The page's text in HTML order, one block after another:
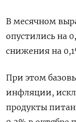
В месячном
опустились на
снижения на
При этом
инфляции,
продукты